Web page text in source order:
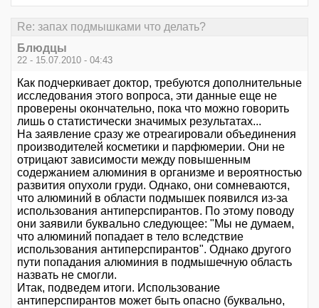
Re: запах подмышками что делать?
Блюдцы
22 - 15.07.2010 - 04:43
Как подчеркивает доктор, требуются дополнительные
исследования этого вопроса, эти данные еще не
проверены окончательно, пока что можно говорить
лишь о статистически значимых результатах...
На заявление сразу же отреагировали объединения
производителей косметики и парфюмерии. Они не
отрицают зависимости между повышенным
содержанием алюминия в организме и вероятностью
развития опухоли груди. Однако, они сомневаются,
что алюминий в области подмышек появился из-за
использования антиперспирантов. По этому поводу
они заявили буквально следующее: "Мы не думаем,
что алюминий попадает в тело вследствие
использования антиперспирантов". Однако другого
пути попадания алюминия в подмышечную область
назвать не смогли.
Итак, подведем итоги. Использование
антиперспирантов может быть опасно (буквально,